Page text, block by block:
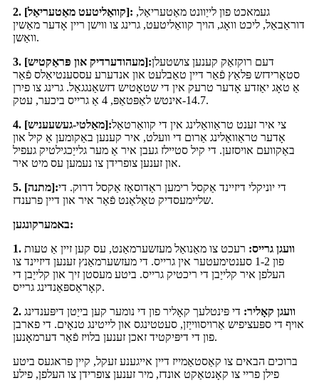
2. [קוואַליטעט מאַטעריאַל]:
דוראַבאַל, ליכט וואָג, הויך קוואַליטעט, גרינג צו ווישן ריין אָדער מאַשין
וואַשן.
3. [מעהודערדיק און פּראַקטיש]:דעם רוקזאַק קענען צושטעלן
סטאָרידזש פּלאַץ פֿאַר דיין טאַבלעט און אנדערע עססענטיאַלס פֿאַר
אַ טאָג יאַזדע אָדער טרעק אין די שטאָטיש דזשאַנגגאַל. גרינג צו פירן
14.7-אינטש לאַפּטאַפּ, 4 אַ גרייס ביכער, עטק.
4. [מאַלטי-געשעעניש]:צי איר זענט טראַוואַלינג אין די קוואַרטאַל
אָדער טראַוואַלינג אַרום די וועלט, איר קענען באַקומען אַ קיל און
באַקוועם אויסזען. די קיל סטיילז געבן איר אַ מער גלייַכגילטיק געפיל
און זענען צופרידן צו נעמען עס מיט איר.
5. [מתנה]:די יוניקלי דיזיינד אַקסל רימען ראַדוסאַז אַקסל דרוק. די
שליימעסדיק טאַלאַנט פֿאַר איר און דיין פרענדז.
באמערקונגען:
1. וועגן גרייס: רעכט צו מאַנואַל מעזשערמאַנט, עס קען זיין אַ טעות
פון 1-2 סענטימעטער אין גרייס. די מעזשערמאַנץ זענען דיזיינד צו
העלפן איר קלייַבן די ריכטיק גרייס. ביטע מעסטן זיך און קלייַבן די
קאָראַספּאַנדינג גרייס.
2. וועגן קאָליר: די פּינטלעך קאָליר פון די נומער קען בייַטן דיפּענדינג
אויף די ספּעציפיש אַרויסווייַזן, סעטטינגס און לייטינג טנאָים. די פארבן
פון די דיפּיקטיד זאכן זענען בלויז פֿאַר דערמאָנען.
ברוכים הבאים צו קאַסטאַמייז דיין אייגענע זעקל, קיין פראגעס ביטע
פילן פריי צו קאָנטאַקט אונדז, מיר זענען צופרידן צו העלפן, פילע